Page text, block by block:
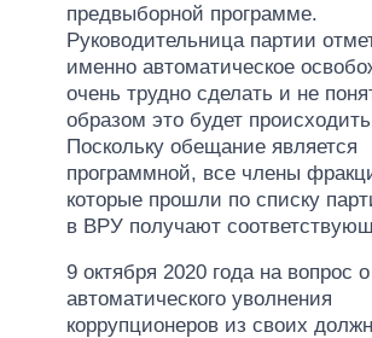
предвыборной программе.
Руководительница партии
именно автоматическое
очень трудно сделать и не
образом это будет
Поскольку обещание является
программной, все члены
которые прошли по списку
в ВРУ получают
9 октября 2020 года на вопрос
автоматического уволнения
коррупционеров из своих